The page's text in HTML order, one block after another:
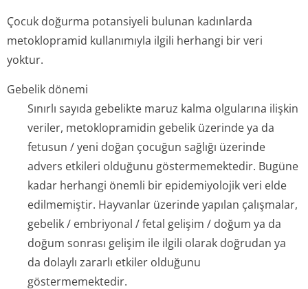
Çocuk doğurma potansiyeli bulunan kadınlarda
metoklopramid kullanımıyla ilgili herhangi bir veri
yoktur.
Gebelik dönemi
Sınırlı sayıda gebelikte maruz kalma olgularına ilişkin
veriler, metoklopramidin gebelik üzerinde ya da
fetusun / yeni doğan çocuğun sağlığı üzerinde
advers etkileri olduğunu göstermemektedir. Bugüne
kadar herhangi önemli bir epidemiyolojik veri elde
edilmemiştir. Hayvanlar üzerinde yapılan çalışmalar,
gebelik / embriyonal / fetal gelişim / doğum ya da
doğum sonrası gelişim ile ilgili olarak doğrudan ya
da dolaylı zararlı etkiler olduğunu
göstermemektedir.